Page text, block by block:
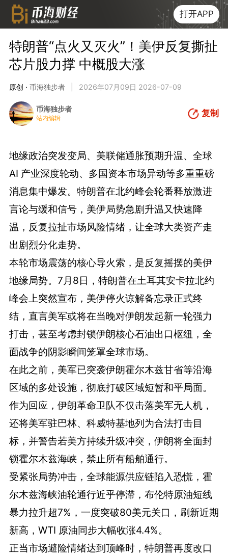
打开APP
特朗普“点火又灭火”！美伊反复撕扯
芯片股力撑 中概股大涨
原创 · 币海独步者 2026年07月09日 2026-07-09
币海独步者
站内编辑 复制
地缘政治突发变局、美联储通胀预期升温、全球
AI 产业深度轮动、多国资本市场异动等多重重磅
消息集中爆发。特朗普在北约峰会轮番释放激进
言论与缓和信号，美伊局势急剧升温又快速降
温，反复拉扯市场风险情绪，让全球大类资产走
出剧烈分化走势。
本轮市场震荡的核心导火索，是反复摇摆的美伊
地缘局势。7月8日，特朗普在土耳其安卡拉北约
峰会上突然宣布，美伊停火谅解备忘录正式终
结，直言美军或将在当晚对伊朗发起新一轮强力
打击，甚至考虑封锁伊朗核心石油出口枢纽，全
面战争的阴影瞬间笼罩全球市场。
在此之前，美军已突袭伊朗霍尔木兹甘省等沿海
区域的多处设施，彻底打破区域短暂和平局面。
作为回应，伊朗革命卫队不仅击落美军无人机，
还将美军驻巴林、科威特基地列为合法打击目
标，并警告若美方持续升级冲突，伊朗将全面封
锁霍尔木兹海峡，禁止所有船舶通行。
受紧张局势冲击，全球能源供应链陷入恐慌，霍
尔木兹海峡油轮通行近乎停滞，布伦特原油短线
暴力拉升超7%，一度突破80美元关口，刷新近期
新高，WTI 原油同步大幅收涨4.4%。
正当市场避险情绪达到顶峰时，特朗普再度改口